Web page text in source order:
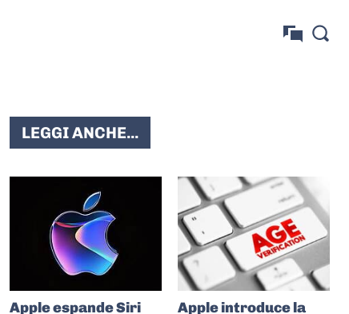
LEGGI ANCHE...
Apple espande Siri
Apple introduce la